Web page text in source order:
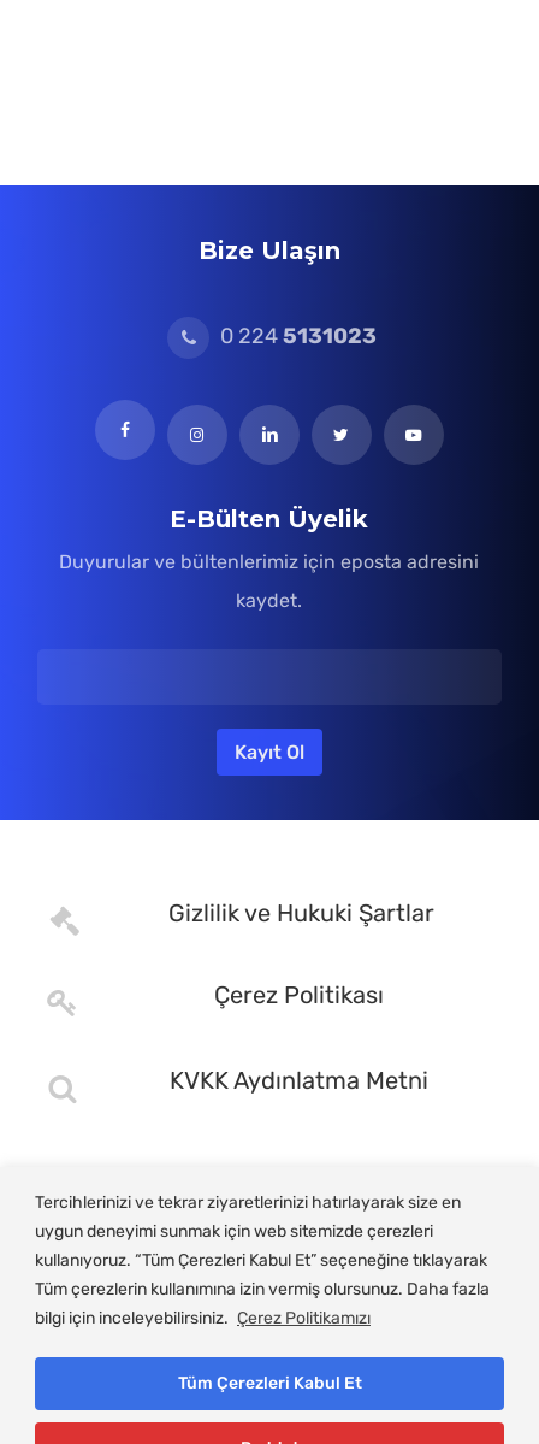
Tercihlerinizi ve tekrar ziyaretlerinizi hatırlayarak size en
uygun deneyimi sunmak için web sitemizde çerezleri
kullanıyoruz. “Tüm Çerezleri Kabul Et” seçeneğine tıklayarak
Tüm çerezlerin kullanımına izin vermiş olursunuz. Daha fazla
bilgi için inceleyebilirsiniz. Çerez Politikamızı
Tüm Çerezleri Kabul Et
Bize Ulaşın
0 2245131023
E-Bülten Üyelik
Duyurular ve bültenlerimiz için eposta adresini
kaydet.
Gizlilik ve Hukuki Şartlar
Çerez Politikası
KVKK Aydınlatma Metni